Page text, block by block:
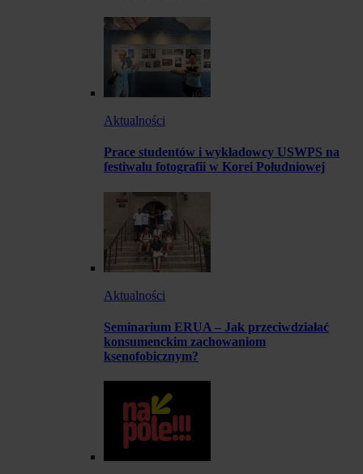
Aktualności
Prace studentów i wykładowcy USWPS na
festiwalu fotografii w Korei Południowej
Aktualności
Seminarium ERUA – Jak przeciwdziałać
konsumenckim zachowaniom
ksenofobicznym?